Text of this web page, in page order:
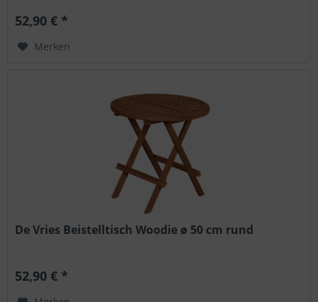
52,90 € *
Merken
De Vries Beistelltisch Woodie ø 50 cm rund
52,90 € *